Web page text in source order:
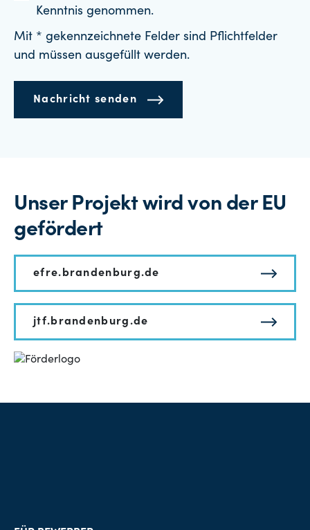
Kenntnis genommen.
Mit * gekennzeichnete Felder sind Pflichtfelder
und müssen ausgefüllt werden.
Nachricht senden
Unser Projekt wird von der EU
gefördert
efre.brandenburg.de
jtf.brandenburg.de